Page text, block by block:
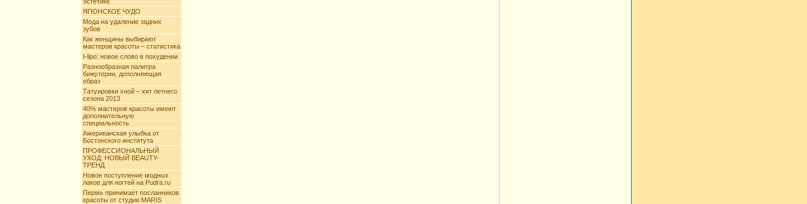
ЯПОНСКОЕ ЧУДО
Мода на удаление задних
зубов
Как женщины выбирают
мастеров красоты – статистика
I-lipo: новое слово в похудении
Разнообразная палитра
бижутерии, дополняющая
образ
Татуировки хной – хит летнего
сезона 2013
40% мастеров красоты имеют
дополнительную
специальность
Американская улыбка от
Бостонского института
ПРОФЕССИОНАЛЬНЫЙ
УХОД: НОВЫЙ BEAUTY-
ТРЕНД
Новое поступление модных
лаков для ногтей на Pudra.ru
Пермь принимает посланников
красоты от студии MARIS